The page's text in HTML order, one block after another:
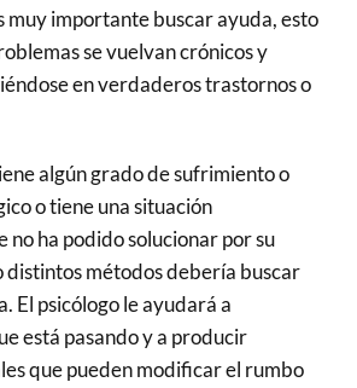
muy importante buscar ayuda, esto
se vuelvan crónicos y
en verdaderos trastornos o
algún grado de sufrimiento o
o tiene una situación
no ha podido solucionar por su
distintos métodos debería buscar
El psicólogo le ayudará a
está pasando y a producir
que pueden modificar el rumbo